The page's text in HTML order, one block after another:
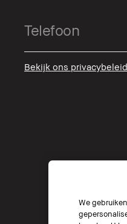
Bekijk ons privacybeleid
We